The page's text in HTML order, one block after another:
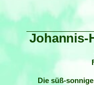
Johannis-
Die süß-